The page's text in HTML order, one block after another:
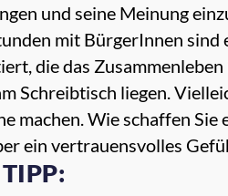
und seine Meinung
mit BürgerInnen
die das
Schreibtisch liegen.
machen. Wie schaffen
ein vertrauensvolles